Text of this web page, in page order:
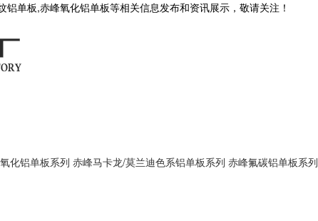
铝单板,赤峰氧化铝单板等相关信息发布和资讯展示，敬请关注！
化铝单板系列 赤峰马卡龙/莫兰迪色系铝单板系列 赤峰氟碳铝单板系列